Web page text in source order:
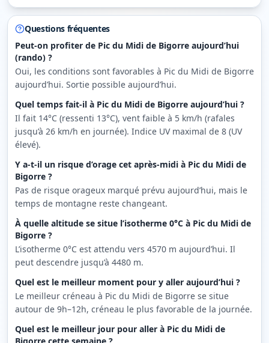
Questions fréquentes
Peut-on profiter de Pic du Midi de Bigorre aujourd’hui
(rando) ?
Oui, les conditions sont favorables à Pic du Midi de Bigorre
aujourd’hui. Sortie possible aujourd’hui.
Quel temps fait-il à Pic du Midi de Bigorre aujourd’hui ?
Il fait 14°C (ressenti 13°C), vent faible à 5 km/h (rafales
jusqu’à 26 km/h en journée). Indice UV maximal de 8 (UV
élevé).
Y a-t-il un risque d’orage cet après-midi à Pic du Midi de
Bigorre ?
Pas de risque orageux marqué prévu aujourd’hui, mais le
temps de montagne reste changeant.
À quelle altitude se situe l’isotherme 0°C à Pic du Midi de
Bigorre ?
L’isotherme 0°C est attendu vers 4570 m aujourd’hui. Il
peut descendre jusqu’à 4480 m.
Quel est le meilleur moment pour y aller aujourd’hui ?
Le meilleur créneau à Pic du Midi de Bigorre se situe
autour de 9h–12h, créneau le plus favorable de la journée.
Quel est le meilleur jour pour aller à Pic du Midi de